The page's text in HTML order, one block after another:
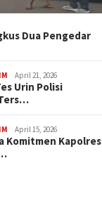
Dua Pengedar
April 21, 2026
Urin Polisi
April 15, 2026
Komitmen Kapolres